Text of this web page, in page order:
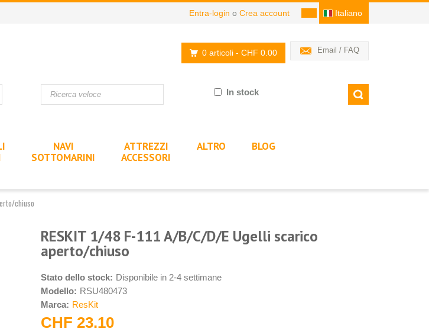
Italiano
Entra-login o Crea account
Email / FAQ
0 articoli - CHF 0.00
In stock
NAVI
SOTTOMARINI
ATTREZZI
ACCESSORI
ALTRO BLOG
chiuso
RESKIT 1/48 F-111 A/B/C/D/E Ugelli scarico
aperto/chiuso
Stato dello stock: Disponibile in 2-4 settimane
Modello: RSU480473
Marca: ResKit
CHF 23.10